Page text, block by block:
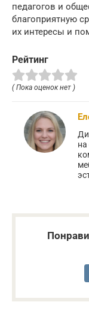
педагогов и
благоприятную
их интересы и
Рейтинг
( Пока оценок нет )